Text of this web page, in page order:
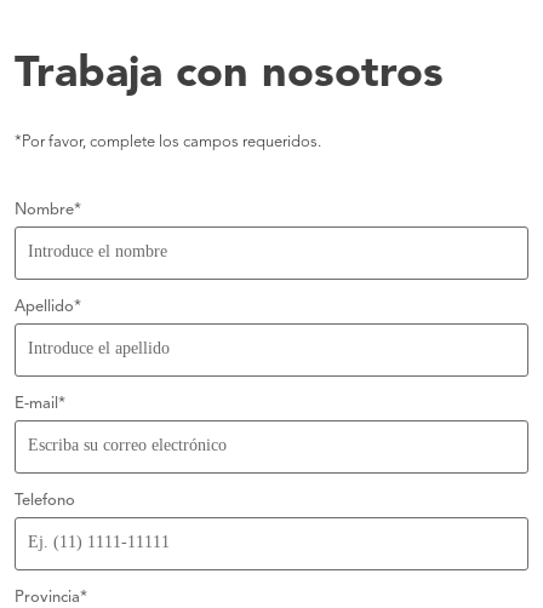
Trabaja con nosotros
*Por favor, complete los campos requeridos.
Nombre*
Apellido*
E-mail*
Telefono
Provincia*